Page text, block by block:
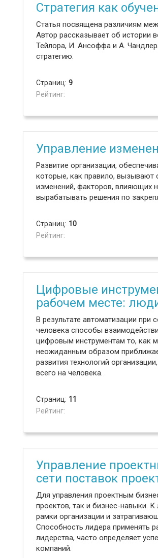
Стратегия как
Статья посвящена различиям
Автор рассказывает об истории
Тейлора, И. Ансоффа и А.
стратегию.
Страниц: 9
Рейтинг:
Управление
Развитие организации,
которые, как правило, вызывают
изменений, факторов, влияющих
вырабатывать решения по
Страниц: 10
Рейтинг:
Цифровые
рабочем месте:
В результате автоматизации при
человека способы
цифровым инструментам то, как
неожиданным образом
развития технологий
всего на человека.
Страниц: 11
Рейтинг:
Управление
сети поставок
Для управления проектным
проектов, так и бизнес-навыки.
рамки организации и
Способность лидера применять
лидерства, часто определяет
компаний.